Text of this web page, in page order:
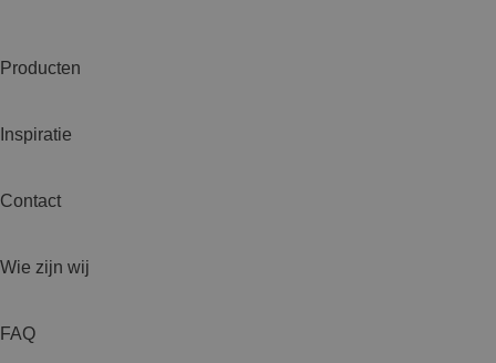
Producten
Inspiratie
Contact
Wie zijn wij
FAQ